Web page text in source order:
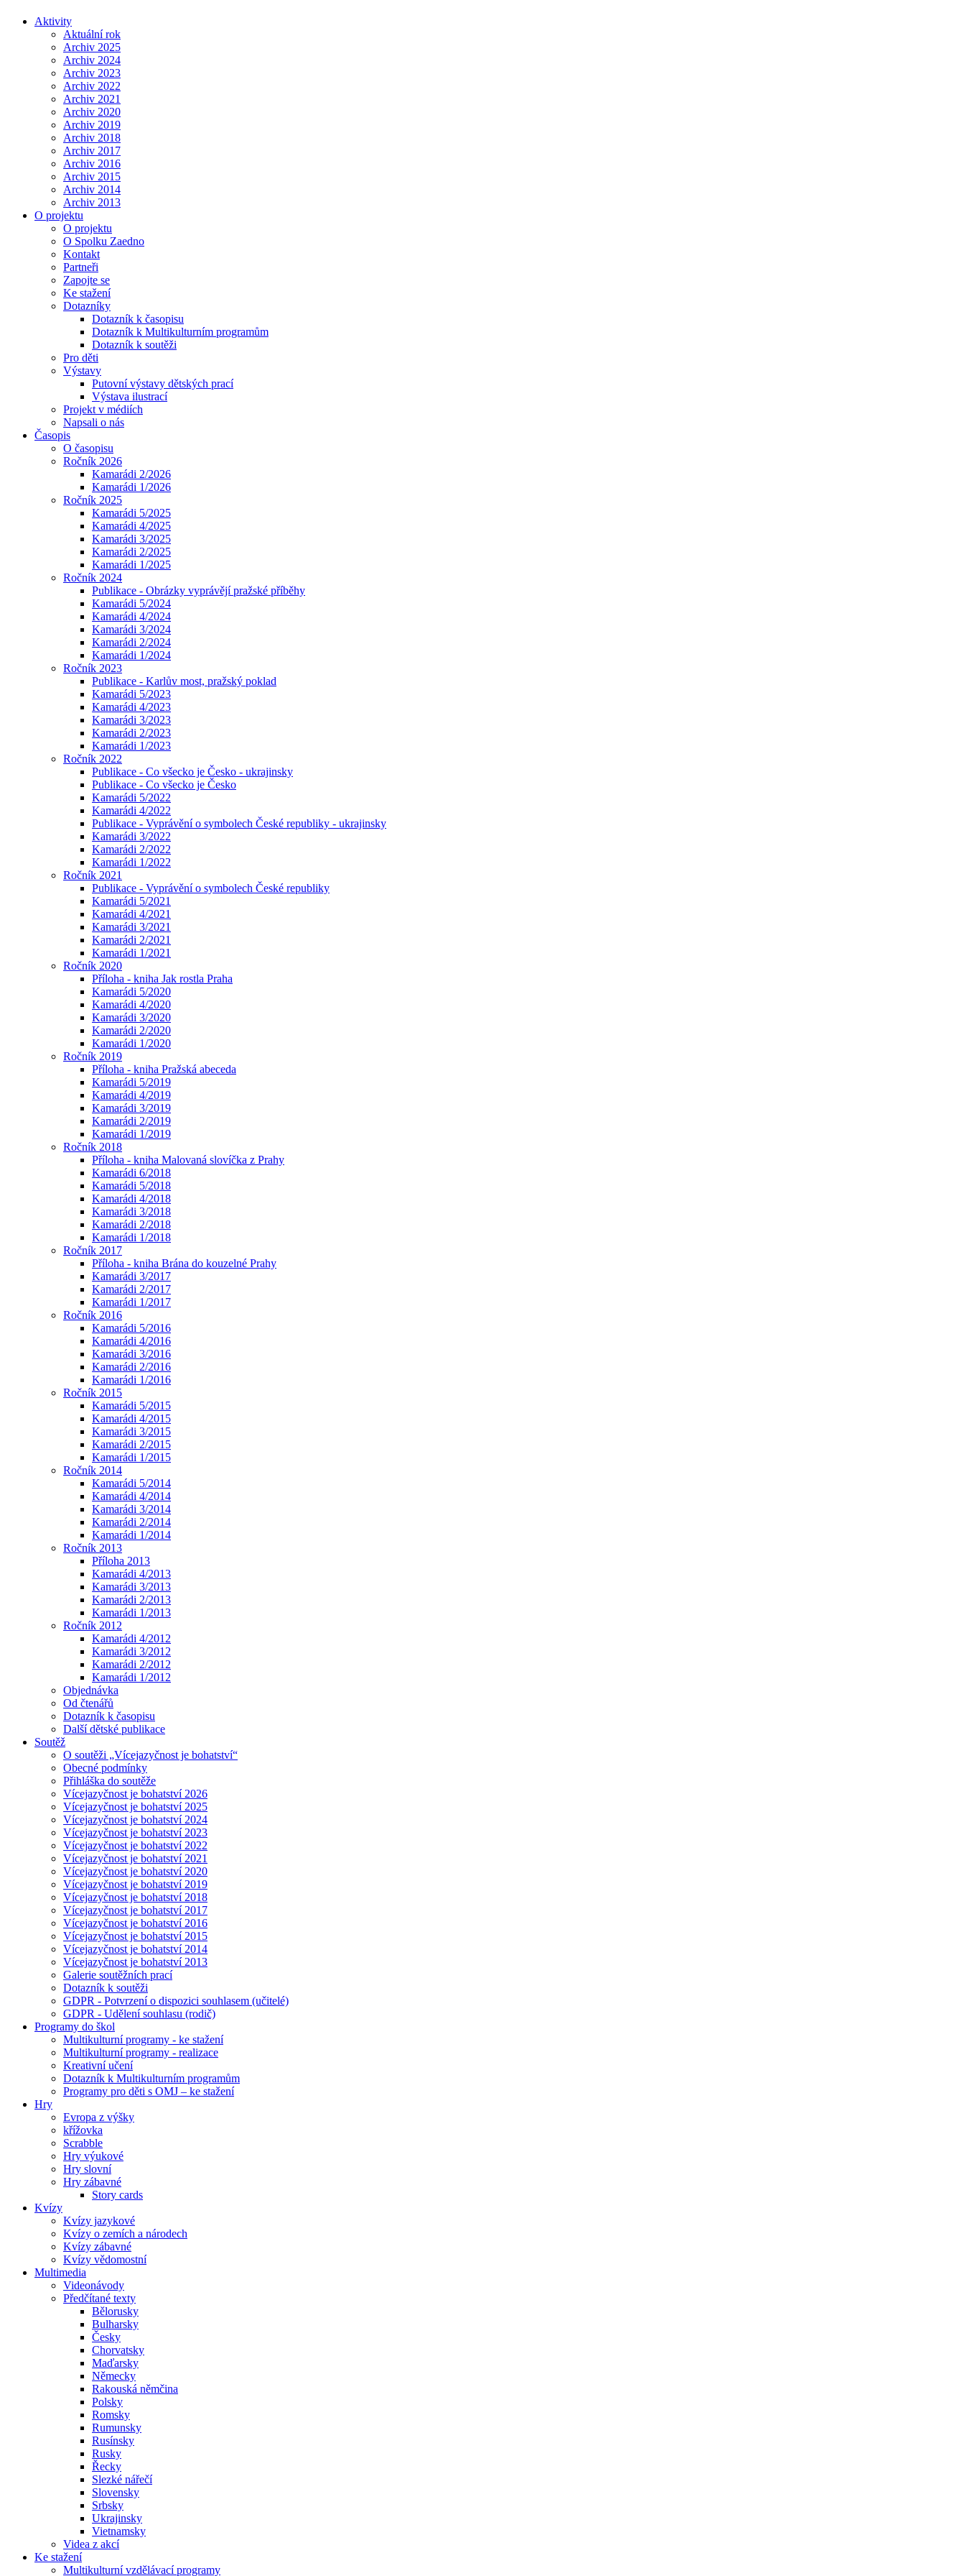
Aktivity
Aktuální rok
Archiv 2025
Archiv 2024
Archiv 2023
Archiv 2022
Archiv 2021
Archiv 2020
Archiv 2019
Archiv 2018
Archiv 2017
Archiv 2016
Archiv 2015
Archiv 2014
Archiv 2013
O projektu
O projektu
O Spolku Zaedno
Kontakt
Partneři
Zapojte se
Ke stažení
Dotazníky
Dotazník k časopisu
Dotazník k Multikulturním programům
Dotazník k soutěži
Pro děti
Výstavy
Putovní výstavy dětských prací
Výstava ilustrací
Projekt v médiích
Napsali o nás
Časopis
O časopisu
Ročník 2026
Kamarádi 2/2026
Kamarádi 1/2026
Ročník 2025
Kamarádi 5/2025
Kamarádi 4/2025
Kamarádi 3/2025
Kamarádi 2/2025
Kamarádi 1/2025
Ročník 2024
Publikace - Obrázky vyprávějí pražské příběhy
Kamarádi 5/2024
Kamarádi 4/2024
Kamarádi 3/2024
Kamarádi 2/2024
Kamarádi 1/2024
Ročník 2023
Publikace - Karlův most, pražský poklad
Kamarádi 5/2023
Kamarádi 4/2023
Kamarádi 3/2023
Kamarádi 2/2023
Kamarádi 1/2023
Ročník 2022
Publikace - Co všecko je Česko - ukrajinsky
Publikace - Co všecko je Česko
Kamarádi 5/2022
Kamarádi 4/2022
Publikace - Vyprávění o symbolech České republiky - ukrajinsky
Kamarádi 3/2022
Kamarádi 2/2022
Kamarádi 1/2022
Ročník 2021
Publikace - Vyprávění o symbolech České republiky
Kamarádi 5/2021
Kamarádi 4/2021
Kamarádi 3/2021
Kamarádi 2/2021
Kamarádi 1/2021
Ročník 2020
Příloha - kniha Jak rostla Praha
Kamarádi 5/2020
Kamarádi 4/2020
Kamarádi 3/2020
Kamarádi 2/2020
Kamarádi 1/2020
Ročník 2019
Příloha - kniha Pražská abeceda
Kamarádi 5/2019
Kamarádi 4/2019
Kamarádi 3/2019
Kamarádi 2/2019
Kamarádi 1/2019
Ročník 2018
Příloha - kniha Malovaná slovíčka z Prahy
Kamarádi 6/2018
Kamarádi 5/2018
Kamarádi 4/2018
Kamarádi 3/2018
Kamarádi 2/2018
Kamarádi 1/2018
Ročník 2017
Příloha - kniha Brána do kouzelné Prahy
Kamarádi 3/2017
Kamarádi 2/2017
Kamarádi 1/2017
Ročník 2016
Kamarádi 5/2016
Kamarádi 4/2016
Kamarádi 3/2016
Kamarádi 2/2016
Kamarádi 1/2016
Ročník 2015
Kamarádi 5/2015
Kamarádi 4/2015
Kamarádi 3/2015
Kamarádi 2/2015
Kamarádi 1/2015
Ročník 2014
Kamarádi 5/2014
Kamarádi 4/2014
Kamarádi 3/2014
Kamarádi 2/2014
Kamarádi 1/2014
Ročník 2013
Příloha 2013
Kamarádi 4/2013
Kamarádi 3/2013
Kamarádi 2/2013
Kamarádi 1/2013
Ročník 2012
Kamarádi 4/2012
Kamarádi 3/2012
Kamarádi 2/2012
Kamarádi 1/2012
Objednávka
Od čtenářů
Dotazník k časopisu
Další dětské publikace
Soutěž
O soutěži „Vícejazyčnost je bohatství“
Obecné podmínky
Přihláška do soutěže
Vícejazyčnost je bohatství 2026
Vícejazyčnost je bohatství 2025
Vícejazyčnost je bohatství 2024
Vícejazyčnost je bohatství 2023
Vícejazyčnost je bohatství 2022
Vícejazyčnost je bohatství 2021
Vícejazyčnost je bohatství 2020
Vícejazyčnost je bohatství 2019
Vícejazyčnost je bohatství 2018
Vícejazyčnost je bohatství 2017
Vícejazyčnost je bohatství 2016
Vícejazyčnost je bohatství 2015
Vícejazyčnost je bohatství 2014
Vícejazyčnost je bohatství 2013
Galerie soutěžních prací
Dotazník k soutěži
GDPR - Potvrzení o dispozici souhlasem (učitelé)
GDPR - Udělení souhlasu (rodič)
Programy do škol
Multikulturní programy - ke stažení
Multikulturní programy - realizace
Kreativní učení
Dotazník k Multikulturním programům
Programy pro děti s OMJ – ke stažení
Hry
Evropa z výšky
křížovka
Scrabble
Hry výukové
Hry slovní
Hry zábavné
Story cards
Kvízy
Kvízy jazykové
Kvízy o zemích a národech
Kvízy zábavné
Kvízy vědomostní
Multimedia
Videonávody
Předčítané texty
Bělorusky
Bulharsky
Česky
Chorvatsky
Maďarsky
Německy
Rakouská němčina
Polsky
Romsky
Rumunsky
Rusínsky
Rusky
Řecky
Slezké nářečí
Slovensky
Srbsky
Ukrajinsky
Vietnamsky
Videa z akcí
Ke stažení
Multikulturní vzdělávací programy